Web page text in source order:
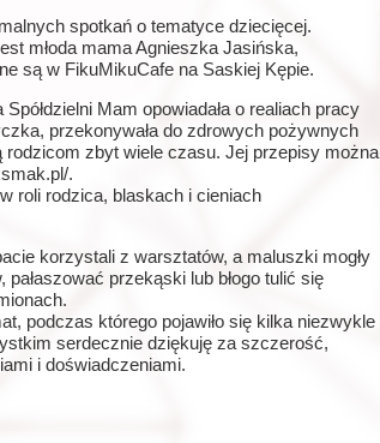
spotkań o tematyce dziecięcej.
młoda mama Agnieszka Jasińska,
są w FikuMikuCafe na Saskiej Kępie.
Mam opowiadała o realiach pracy
przekonywała do zdrowych pożywnych
rodzicom zbyt wiele czasu. Jej przepisy można
.
roli rodzica, blaskach i cieniach
korzystali z warsztatów, a maluszki mogły
przekąski lub błogo tulić się
podczas którego pojawiło się kilka niezwykle
serdecznie dziękuję za szczerość,
i doświadczeniami.